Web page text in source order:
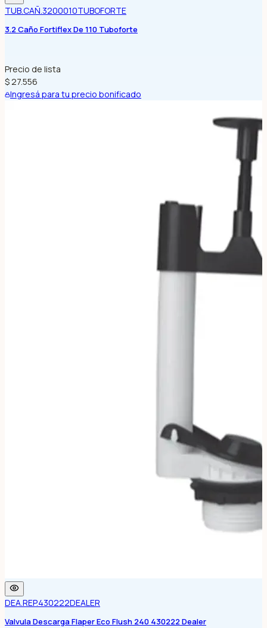
TUB.CAÑ.3200010TUBOFORTE
3.2 Caño Fortiflex De 110 Tuboforte
Precio de lista
$ 27.556
Ingresá para tu precio bonificado
DEA.REP.430222DEALER
Valvula Descarga Flaper Eco Flush 240 430222 Dealer